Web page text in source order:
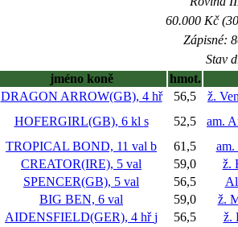
60.000 Kč
Zápisné:
Stav
jméno koně
hmot.
DRAGON ARROW(GB), 4 hř 56,5
ž.
HOFERGIRL(GB), 6 kl s 52,5
am.
TROPICAL BOND, 11 val b 61,5
am.
CREATOR(IRE), 5 val 59,0
ž.
SPENCER(GB), 5 val 56,5
BIG BEN, 6 val 59,0
ž.
AIDENSFIELD(GER), 4 hřj 56,5
ž.